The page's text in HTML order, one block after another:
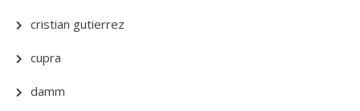
cristian gutierrez
cupra
damm